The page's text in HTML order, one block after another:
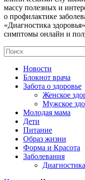
массу полезных и
о профилактике
«Диагностика
симптомы онлайн и
Новости
Блокнот врача
Забота о здоровье
Женское
Мужское
Молодая мама
Дети
Питание
Образ жизни
Форма и Красота
Заболевания